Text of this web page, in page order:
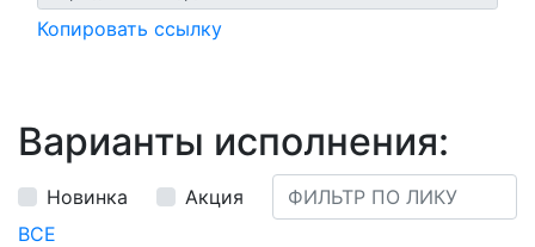
Копировать ссылку
Варианты исполнения:
Новинка
Акция
ВСЕ